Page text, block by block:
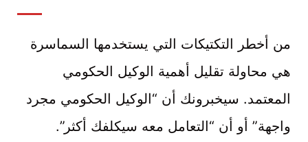
من أخطر التكتيكات التي يستخدمها السماسرة
هي محاولة تقليل أهمية الوكيل الحكومي
المعتمد. سيخبرونك أن “الوكيل الحكومي مجرد
واجهة” أو أن “التعامل معه سيكلفك أكثر”.